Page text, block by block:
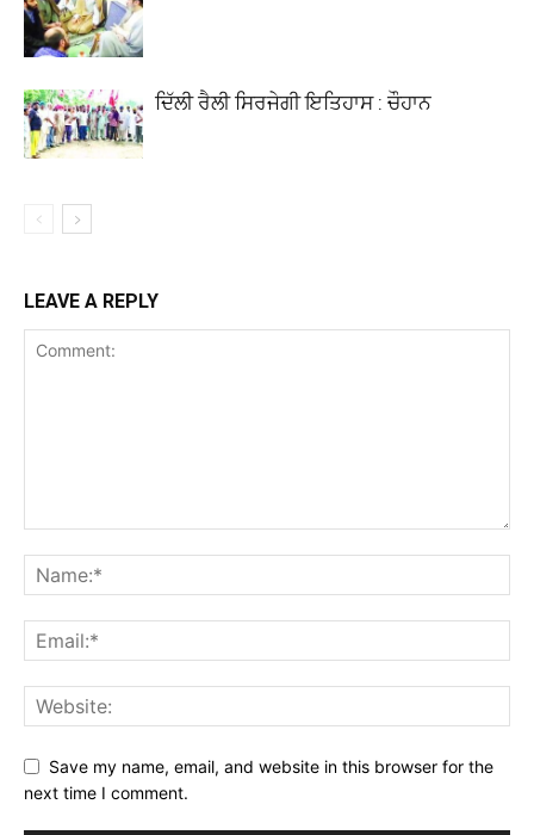
ਦਿੱਲੀ ਰੈਲੀ ਸਿਰਜੇਗੀ ਇਤਿਹਾਸ : ਚੌਹਾਨ
LEAVE A REPLY
Save my name, email, and website in this browser for the
next time I comment.